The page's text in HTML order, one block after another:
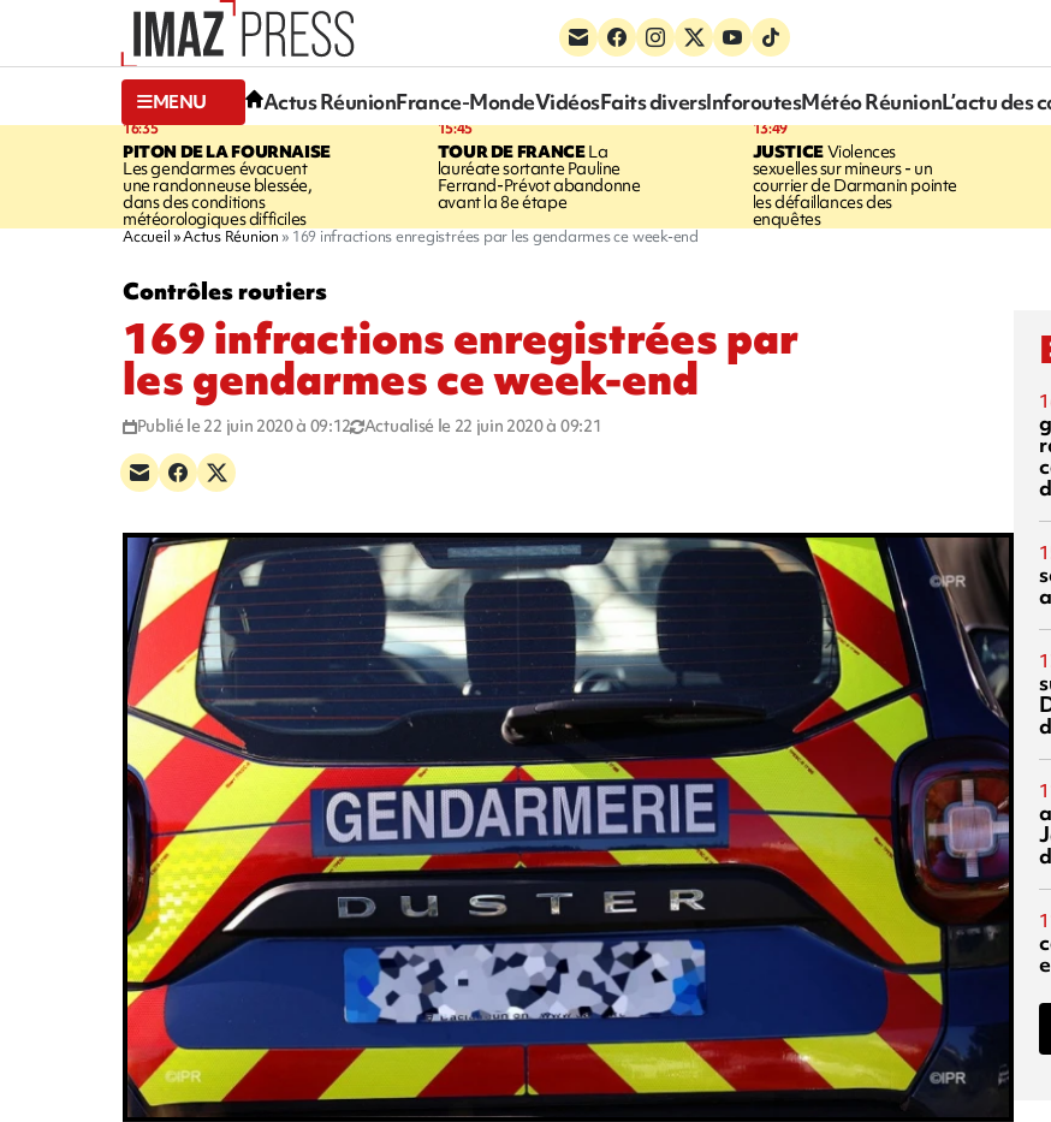
MENU Actus RéunionFrance-MondeVidéosFaits diversInforoutesMétéo RéunionL’actu des
16:35
PITON DE LA FOURNAISE
Les gendarmes évacuent
une randonneuse blessée,
dans des conditions
météorologiques difficiles
15:45
TOUR DE FRANCELa
lauréate sortante Pauline
Ferrand-Prévot abandonne
avant la 8e étape
13:49
JUSTICEViolences
sexuelles sur mineurs - un
courrier de Darmanin pointe
les défaillances des
enquêtes
Accueil Actus Réunion 169 infractions enregistrées par les gendarmes ce week-end
Contrôles routiers
169 infractions enregistrées par
les gendarmes ce week-end
Publié le 22 juin 2020 à 09:12 Actualisé le 22 juin 2020 à 09:21